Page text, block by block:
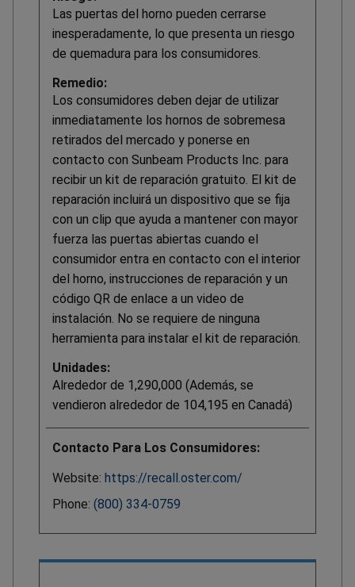
Las puertas del horno pueden cerrarse
inesperadamente, lo que presenta un riesgo
de quemadura para los consumidores.
Remedio:
Los consumidores deben dejar de utilizar
inmediatamente los hornos de sobremesa
retirados del mercado y ponerse en
contacto con Sunbeam Products Inc. para
recibir un kit de reparación gratuito. El kit de
reparación incluirá un dispositivo que se fija
con un clip que ayuda a mantener con mayor
fuerza las puertas abiertas cuando el
consumidor entra en contacto con el interior
del horno, instrucciones de reparación y un
código QR de enlace a un video de
instalación. No se requiere de ninguna
herramienta para instalar el kit de reparación.
Unidades:
Alrededor de 1,290,000 (Además, se
vendieron alrededor de 104,195 en Canadá)
Contacto Para Los Consumidores:
Website: https://recall.oster.com/
Phone: (800) 334-0759